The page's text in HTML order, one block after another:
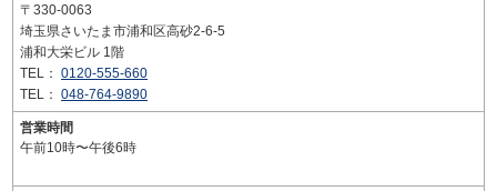
〒330-0063
埼玉県さいたま市浦和区高砂2-6-5
浦和大栄ビル 1階
TEL： 0120-555-660
TEL： 048-764-9890
営業時間
午前10時〜午後6時